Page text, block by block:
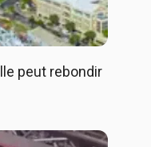
peut rebondir